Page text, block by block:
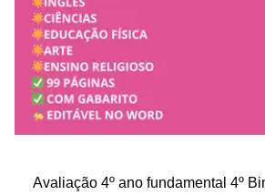
Avaliação 4º ano fundamental 4º